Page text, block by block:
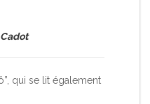
qui se lit également